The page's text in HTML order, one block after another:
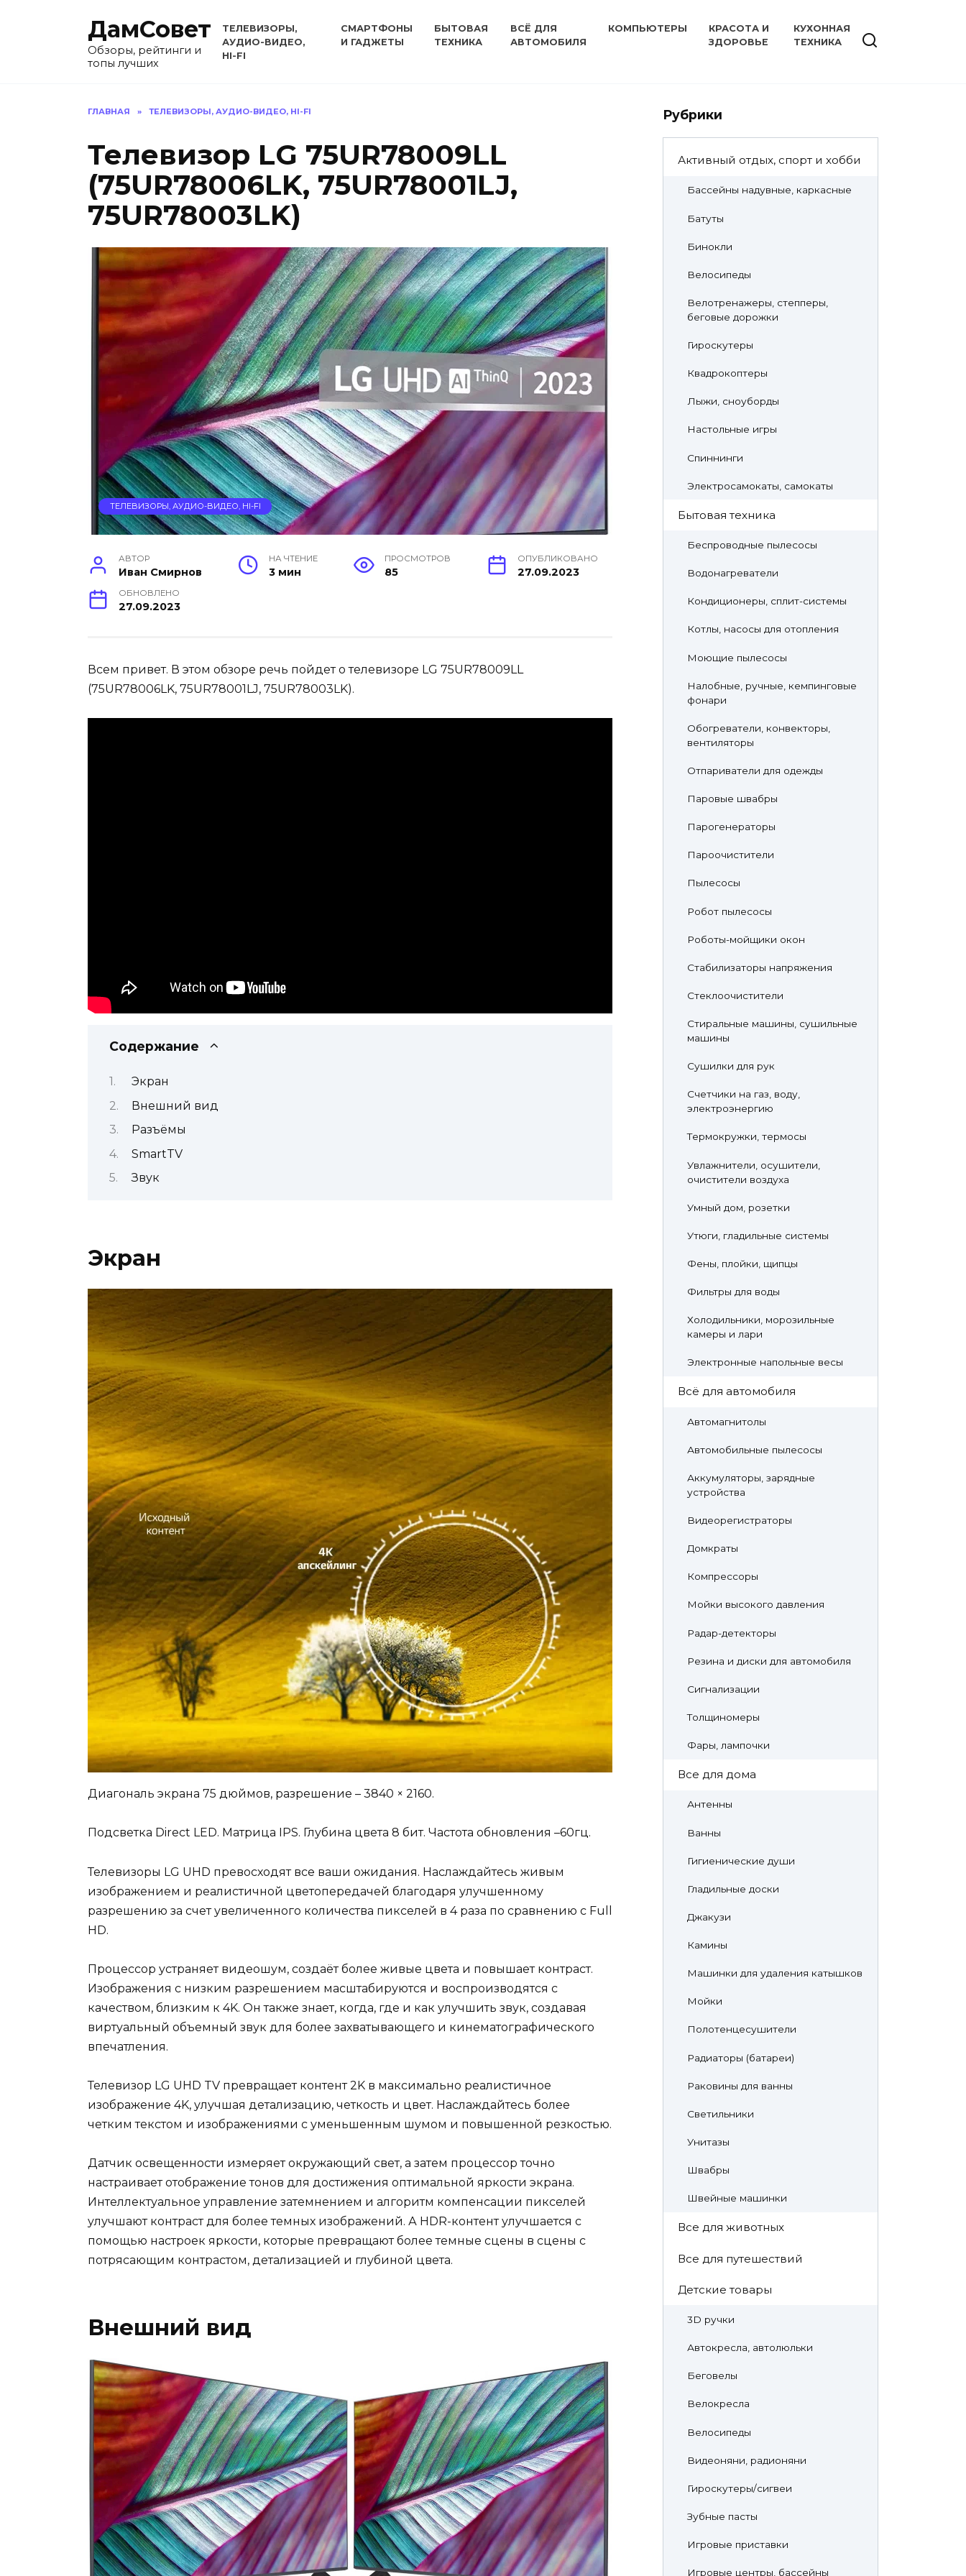
ДамСовет
Обзоры, рейтинги и
топы лучших
ТЕЛЕВИЗОРЫ,
АУДИО-ВИДЕО,
HI-FI
СМАРТФОНЫ
И ГАДЖЕТЫ
БЫТОВАЯ
ТЕХНИКА
ВСЁ ДЛЯ
АВТОМОБИЛЯ
КОМПЬЮТЕРЫ
КРАСОТА И
ЗДОРОВЬЕ
КУХОННАЯ
ТЕХНИКА
ГЛАВНАЯ » ТЕЛЕВИЗОРЫ, АУДИО-ВИДЕО, HI-FI
Телевизор LG 75UR78009LL
(75UR78006LK, 75UR78001LJ,
75UR78003LK)
ТЕЛЕВИЗОРЫ, АУДИО-ВИДЕО, HI-FI
АВТОР
Иван Смирнов
НА ЧТЕНИЕ
3 мин
ПРОСМОТРОВ
85
ОПУБЛИКОВАНО
27.09.2023
ОБНОВЛЕНО
27.09.2023
Всем привет. В этом обзоре речь пойдет о телевизоре LG 75UR78009LL
(75UR78006LK, 75UR78001LJ, 75UR78003LK).
Содержание
Экран
Внешний вид
Разъёмы
SmartTV
Звук
Экран
Диагональ экрана 75 дюймов, разрешение – 3840 × 2160.
Подсветка Direct LED. Матрица IPS. Глубина цвета 8 бит. Частота обновления –60гц.
Телевизоры LG UHD превосходят все ваши ожидания. Наслаждайтесь живым
изображением и реалистичной цветопередачей благодаря улучшенному
разрешению за счет увеличенного количества пикселей в 4 раза по сравнению с Full
HD.
Процессор устраняет видеошум, создаёт более живые цвета и повышает контраст.
Изображения с низким разрешением масштабируются и воспроизводятся с
качеством, близким к 4K. Он также знает, когда, где и как улучшить звук, создавая
виртуальный объемный звук для более захватывающего и кинематографического
впечатления.
Телевизор LG UHD TV превращает контент 2K в максимально реалистичное
изображение 4K, улучшая детализацию, четкость и цвет. Наслаждайтесь более
четким текстом и изображениями с уменьшенным шумом и повышенной резкостью.
Датчик освещенности измеряет окружающий свет, а затем процессор точно
настраивает отображение тонов для достижения оптимальной яркости экрана.
Интеллектуальное управление затемнением и алгоритм компенсации пикселей
улучшают контраст для более темных изображений. А HDR-контент улучшается с
помощью настроек яркости, которые превращают более темные сцены в сцены с
потрясающим контрастом, детализацией и глубиной цвета.
Внешний вид
Рубрики
Активный отдых, спорт и хобби
Бассейны надувные, каркасные
Батуты
Бинокли
Велосипеды
Велотренажеры, степперы,
беговые дорожки
Гироскутеры
Квадрокоптеры
Лыжи, сноуборды
Настольные игры
Спиннинги
Электросамокаты, самокаты
Бытовая техника
Беспроводные пылесосы
Водонагреватели
Кондиционеры, сплит-системы
Котлы, насосы для отопления
Моющие пылесосы
Налобные, ручные, кемпинговые
фонари
Обогреватели, конвекторы,
вентиляторы
Отпариватели для одежды
Паровые швабры
Парогенераторы
Пароочистители
Пылесосы
Робот пылесосы
Роботы-мойщики окон
Стабилизаторы напряжения
Стеклоочистители
Стиральные машины, сушильные
машины
Сушилки для рук
Счетчики на газ, воду,
электроэнергию
Термокружки, термосы
Увлажнители, осушители,
очистители воздуха
Умный дом, розетки
Утюги, гладильные системы
Фены, плойки, щипцы
Фильтры для воды
Холодильники, морозильные
камеры и лари
Электронные напольные весы
Всё для автомобиля
Автомагнитолы
Автомобильные пылесосы
Аккумуляторы, зарядные
устройства
Видеорегистраторы
Домкраты
Компрессоры
Мойки высокого давления
Радар-детекторы
Резина и диски для автомобиля
Сигнализации
Толщиномеры
Фары, лампочки
Все для дома
Антенны
Ванны
Гигиенические души
Гладильные доски
Джакузи
Камины
Машинки для удаления катышков
Мойки
Полотенцесушители
Радиаторы (батареи)
Раковины для ванны
Светильники
Унитазы
Швабры
Швейные машинки
Все для животных
Все для путешествий
Детские товары
3D ручки
Автокресла, автолюльки
Беговелы
Велокресла
Велосипеды
Видеоняни, радионяни
Гироскутеры/сигвеи
Зубные пасты
Игровые приставки
Игровые центры, бассейны